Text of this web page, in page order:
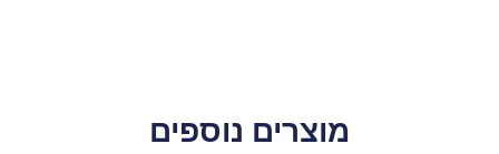
מוצרים נוספים